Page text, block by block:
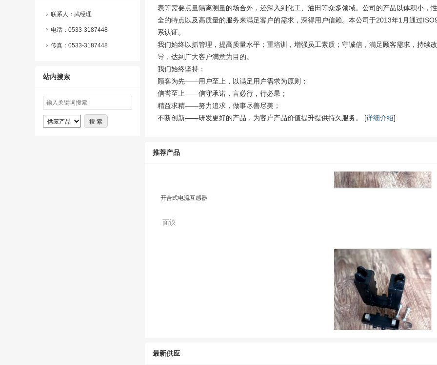
联系人：武经理
电话：0533-3187448
传真：0533-3187448
站内搜索
表等需要点量隔离测量的场合外，还深入到化工、油田等众多领域。公司的产品以体积小，
全的特点以及高质量的服务来满足客户的需求，深得用户信赖。本公司于2013年1月通过
系认证。
我们始终以抓管理，提高质量水平；重培训，增强员工素质；守诚信，满足顾客需求，持续
导，达到广大客户满意为目的。
我们始终坚持：
顾客为先——用户至上，以满足用户需求为原则；
信誉至上——信守承诺，言必行，行必果；
精益求精——努力追求，做事尽善尽美；
不断创新——研发更好的产品，为客户产品价值提升提供持久服务。 [详细介绍]
推荐产品
最新供应